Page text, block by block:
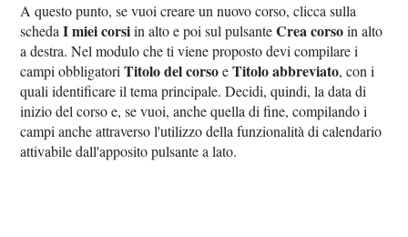
A questo punto, se vuoi creare un nuovo corso, clicca sulla
schedaI miei corsiin alto e poi sul pulsanteCrea corsoin alto
a destra. Nel modulo che ti viene proposto devi compilare i
campi obbligatoriTitolo del corsoeTitolo abbreviato, con i
quali identificare il tema principale. Decidi, quindi, la data di
inizio del corso e, se vuoi, anche quella di fine, compilando i
campi anche attraverso l'utilizzo della funzionalità di calendario
attivabile dall'apposito pulsante a lato.